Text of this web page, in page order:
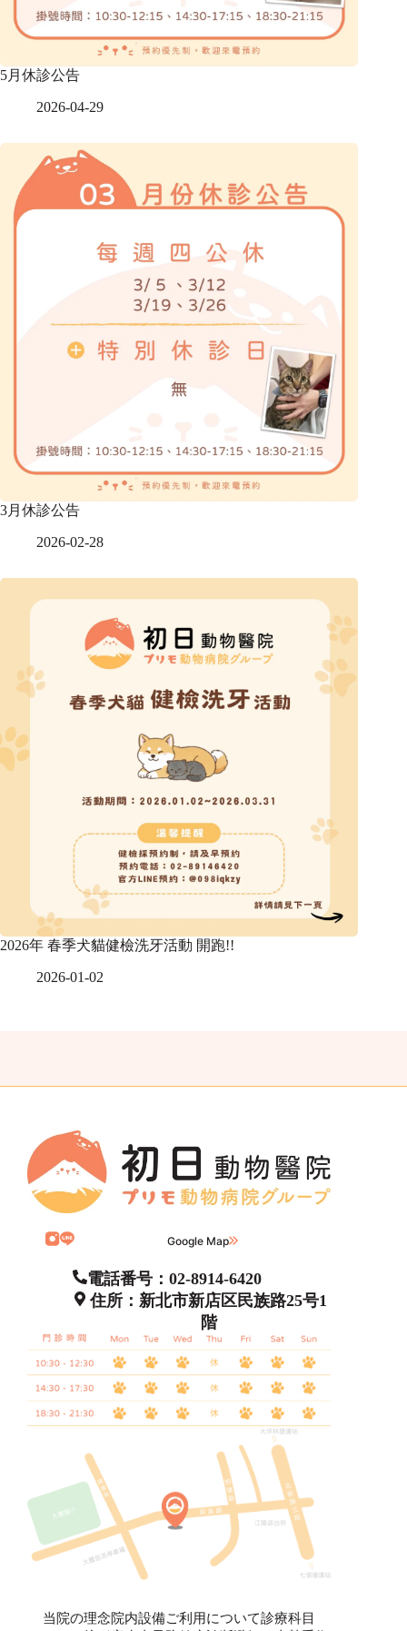
5月休診公告
2026-04-29
3月休診公告
2026-02-28
2026年 春季犬貓健檢洗牙活動 開跑!!
2026-01-02
Google Map
電話番号：02-8914-6420
住所：新北市新店区民族路25号1
階
当院の理念院内設備ご利用について診療科目